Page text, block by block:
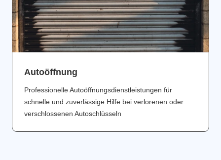
Аutoöffnung
Professionelle Autoöffnungsdienstleistungen für
schnelle und zuverlässige Hilfe bei verlorenen oder
verschlossenen Autoschlüsseln